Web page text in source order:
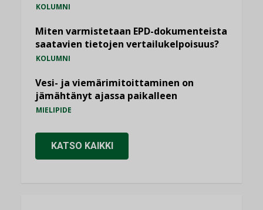
KOLUMNI
Miten varmistetaan EPD-dokumenteista
saatavien tietojen vertailukelpoisuus?
KOLUMNI
Vesi- ja viemärimitoittaminen on
jämähtänyt ajassa paikalleen
MIELIPIDE
KATSO KAIKKI